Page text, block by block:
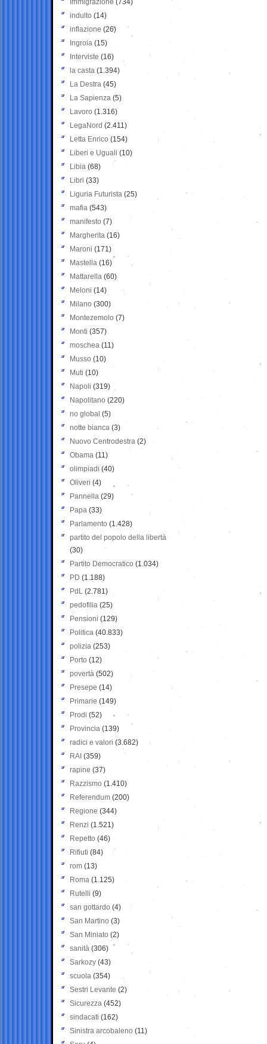
Immigrazione (734)
indulto (14)
inflazione (26)
Ingroia (15)
Interviste (16)
la casta (1.394)
La Destra (45)
La Sapienza (5)
Lavoro (1.316)
LegaNord (2.411)
Letta Enrico (154)
Liberi e Uguali (10)
Libia (68)
Libri (33)
Liguria Futurista (25)
mafia (543)
manifesto (7)
Margherita (16)
Maroni (171)
Mastella (16)
Mattarella (60)
Meloni (14)
Milano (300)
Montezemolo (7)
Monti (357)
moschea (11)
Musso (10)
Muti (10)
Napoli (319)
Napolitano (220)
no global (5)
notte bianca (3)
Nuovo Centrodestra (2)
Obama (11)
olimpiadi (40)
Oliveri (4)
Pannella (29)
Papa (33)
Parlamento (1.428)
partito del popolo della libertà
(30)
Partito Democratico (1.034)
PD (1.188)
PdL (2.781)
pedofilia (25)
Pensioni (129)
Politica (40.833)
polizia (253)
Porto (12)
povertà (502)
Presepe (14)
Primarie (149)
Prodi (52)
Provincia (139)
radici e valori (3.682)
RAI (359)
rapine (37)
Razzismo (1.410)
Referendum (200)
Regione (344)
Renzi (1.521)
Repetto (46)
Rifiuti (84)
rom (13)
Roma (1.125)
Rutelli (9)
san gottardo (4)
San Martino (3)
San Miniato (2)
sanità (306)
Sarkozy (43)
scuola (354)
Sestri Levante (2)
Sicurezza (452)
sindacati (162)
Sinistra arcobaleno (11)